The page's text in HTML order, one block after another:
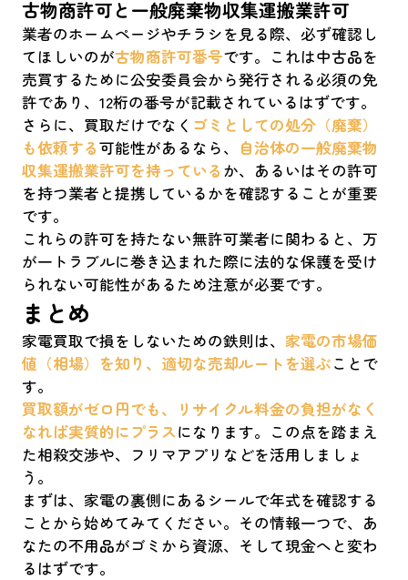
古物商許可と一般廃棄物収集運搬業許可
業者のホームページやチラシを見る際、必ず確認し
てほしいのが古物商許可番号です。これは中古品を
売買するために公安委員会から発行される必須の免
許であり、12桁の番号が記載されているはずです。
さらに、買取だけでなく ゴミとしての処分（廃棄）
も依頼する可能性があるなら、
自治体の一般廃棄物
収集運搬業許可を持っている か、あるいはその許可
を持つ業者と提携しているかを確認することが重要
です。
これらの許可を持たない無許可業者に関わると、万
が一トラブルに巻き込まれた際に法的な保護を受け
られない可能性があるため注意が必要です。
まとめ
家電買取で損をしないための鉄則は、 家電の市場価
値（相場）を知り、適切な売却ルートを選ぶことで
す。
買取額がゼロ円でも、リサイクル料金の負担がなく
なれば実質的にプラスになります。この点を踏まえ
た相殺交渉や、フリマアプリなどを活用しましょ
う。
まずは、家電の裏側にあるシールで年式を確認する
ことから始めてみてください。その情報一つで、あ
なたの不用品がゴミから資源、そして現金へと変わ
るはずです。